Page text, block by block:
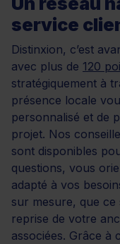
service
Distinxion, c’est
avec plus de 120
stratégiquement à
présence locale
personnalisé et de
projet. Nos
sont disponibles
questions, vous
adapté à vos
sur mesure, que
reprise de votre
associées. Grâce à